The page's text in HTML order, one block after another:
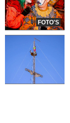
FOTO'S